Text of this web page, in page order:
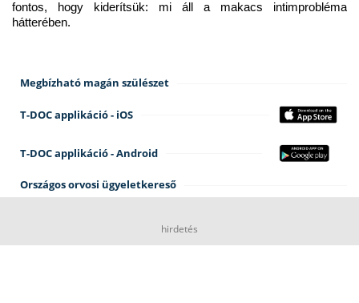
fontos, hogy kiderítsük: mi áll a makacs intimprobléma
hátterében.
Megbízható magán szülészet
T-DOC applikáció - iOS
T-DOC applikáció - Android
Országos orvosi ügyeletkereső
hirdetés